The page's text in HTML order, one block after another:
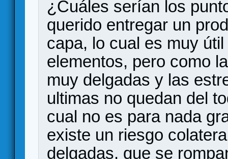
¿Cuáles serían los
querido entregar un
capa, lo cual es muy
elementos, pero como
muy delgadas y las
ultimas no quedan del
cual no es para nada
existe un riesgo
delgadas, que se